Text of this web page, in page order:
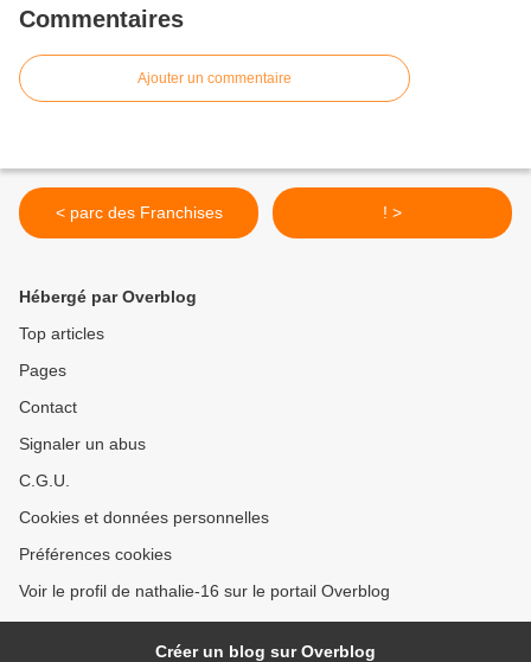
Commentaires
Ajouter un commentaire
< parc des Franchises ! >
Hébergé par Overblog
Top articles
Pages
Contact
Signaler un abus
C.G.U.
Cookies et données personnelles
Préférences cookies
Voir le profil de nathalie-16 sur le portail Overblog
Créer un blog sur Overblog